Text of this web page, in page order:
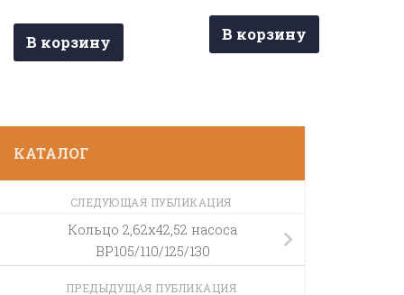
В корзину В корзину
КАТАЛОГ
СЛЕДУЮЩАЯ ПУБЛИКАЦИЯ
Кольцо 2,62х42,52 насоса
BP105/110/125/130
ПРЕДЫДУЩАЯ ПУБЛИКАЦИЯ